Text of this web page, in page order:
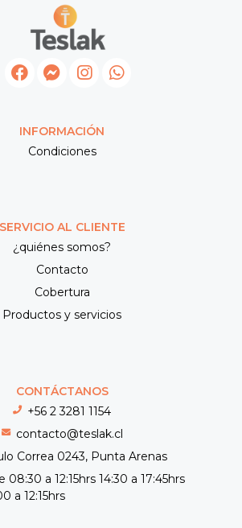
INFORMACIÓN
Condiciones
SERVICIO AL CLIENTE
¿quiénes somos?
Contacto
Cobertura
Productos y servicios
CONTÁCTANOS
+56 2 3281 1154
contacto@teslak.cl
Correa 0243, Punta Arenas
08:30 a 12:15hrs 14:30 a 17:45hrs
a 12:15hrs